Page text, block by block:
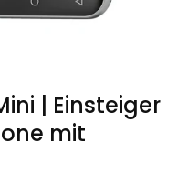
| Einsteiger
mit